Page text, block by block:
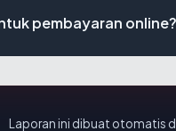
pembayaran online?
Laporan ini dibuat otomatis